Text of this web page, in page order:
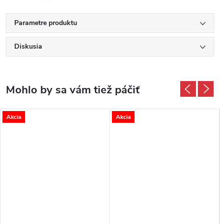
Parametre produktu
Diskusia
Akcia Akcia